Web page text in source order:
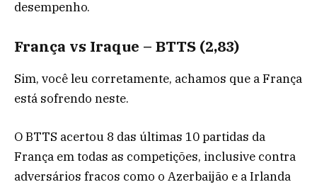
desempenho.
França vs Iraque – BTTS (2,83)
Sim, você leu corretamente, achamos que a França
está sofrendo neste.
O BTTS acertou 8 das últimas 10 partidas da
França em todas as competições, inclusive contra
adversários fracos como o Azerbaijão e a Irlanda